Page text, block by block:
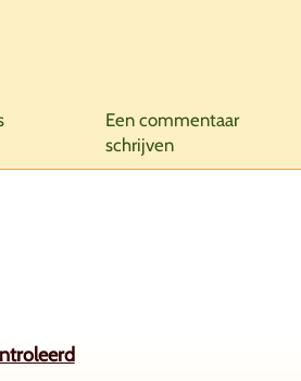
Een commentaar
schrijven